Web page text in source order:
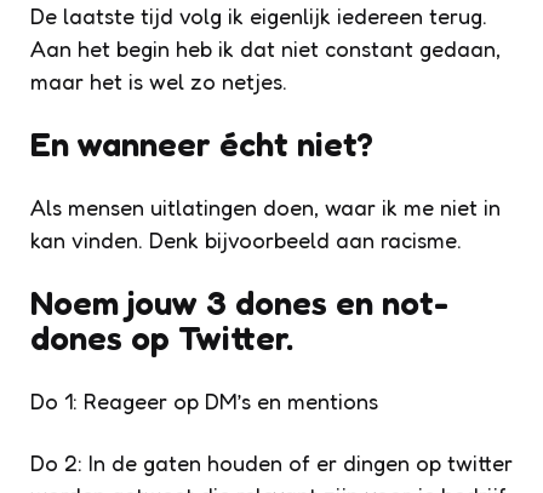
De laatste tijd volg ik eigenlijk iedereen terug.
Aan het begin heb ik dat niet constant gedaan,
maar het is wel zo netjes.
En wanneer écht niet?
Als mensen uitlatingen doen, waar ik me niet in
kan vinden. Denk bijvoorbeeld aan racisme.
Noem jouw 3 dones en not-
dones op Twitter.
Do 1: Reageer op DM’s en mentions
Do 2: In de gaten houden of er dingen op twitter